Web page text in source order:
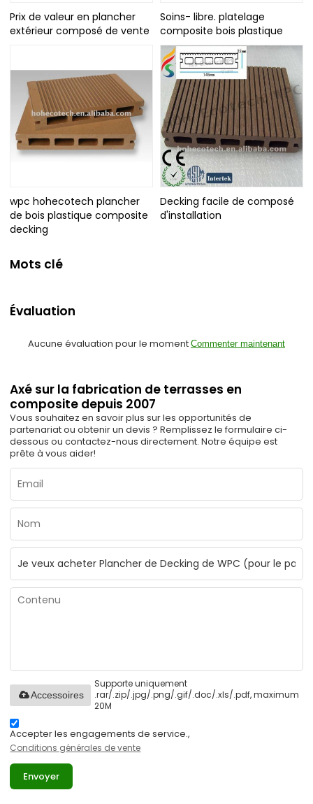
Prix de valeur en plancher
extérieur composé de vente
Soins- libre. platelage
composite bois plastique
wpc hohecotech plancher
de bois plastique composite
decking
Decking facile de composé
d'installation
Mots clé
Évaluation
Aucune évaluation pour le moment Commenter maintenant
Axé sur la fabrication de terrasses en
composite depuis 2007
Vous souhaitez en savoir plus sur les opportunités de
partenariat ou obtenir un devis ? Remplissez le formulaire ci-
dessous ou contactez-nous directement. Notre équipe est
prête à vous aider!
Supporte uniquement
.rar/.zip/.jpg/.png/.gif/.doc/.xls/.pdf, maximum
20M
Accessoires
Accepter les engagements de service.,
Conditions générales de vente
Envoyer